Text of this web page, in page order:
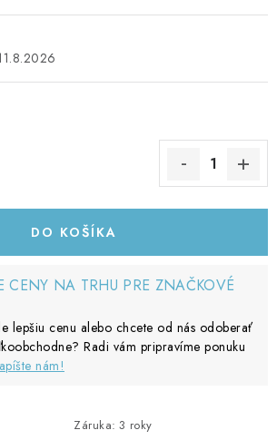
DO KOŠÍKA
CENY NA TRHU PRE ZNAČKOVÉ
lepšiu cenu alebo chcete od nás odoberať
Radi vám pripravíme ponuku
nám!
Záruka: 3 roky